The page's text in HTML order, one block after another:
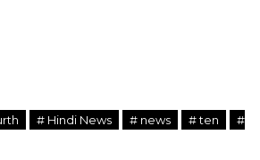
# Hindi News # news # ten
#